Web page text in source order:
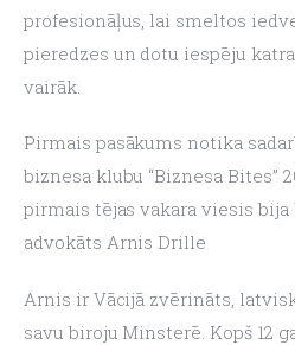
profesionāļus, lai smeltos
pieredzes un dotu iespēju
vairāk.
Pirmais pasākums notika
biznesa klubu “Biznesa Bites”
pirmais tējas vakara viesis bija
advokāts Arnis Drille
Arnis ir Vācijā zvērināts,
savu biroju Minsterē. Kopš 12